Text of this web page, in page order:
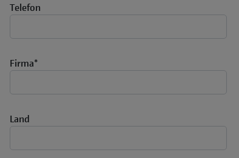
Telefon
Firma*
Land